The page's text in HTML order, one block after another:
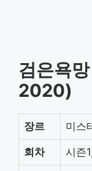
검은욕
2020)
장르 미스
회차 시즌